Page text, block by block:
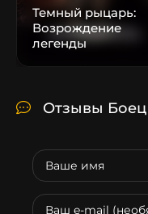
Темный рыцарь:
Возрождение
легенды
Отзывы Боец